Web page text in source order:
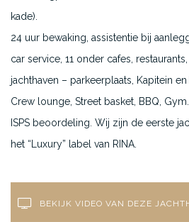
kade).
24 uur bewaking, assistentie bij
car service, 11 onder cafes,
jachthaven – parkeerplaats, Kapitein
Crew lounge, Street basket, BBQ,
ISPS beoordeling. Wij zijn de eerste
het “Luxury” label van RINA.
BEKIJK VIDEO VAN DEZE